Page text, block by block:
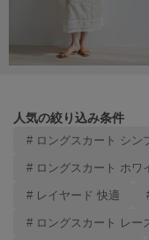
メイドオブオーガニクス
MICHU COQUETTE
ミチュ コケット
miies miim
Mila Owen
人気の絞り込み条件
# ロングスカート シン
# ロングスカート ホワ
# レイヤード 快適
# ロングスカート レー